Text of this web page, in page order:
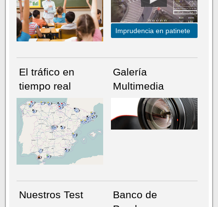
NÚMERO ACTUALHEMEROTECA
Imprudencia en patinete
El tráfico en
tiempo real
Galería
Multimedia
Nuestros Test
Banco de